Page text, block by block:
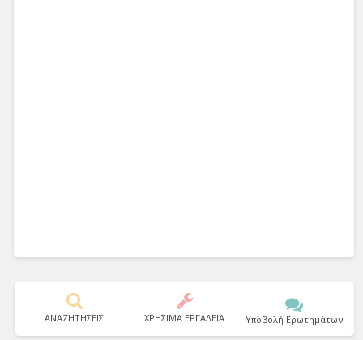
ΑΝΑΖΗΤΗΣΕΙΣ ΧΡΗΣΙΜΑ ΕΡΓΑΛΕΙΑ Υποβολή Ερωτημάτων